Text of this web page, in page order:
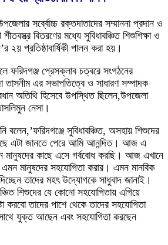
সর্ব্বোচ্চ রক্তদাতাদের সম্মাননা প্রদান ও
শীতবস্ত্র বিতরণের মধ্যে সুবিধাবঞ্চিত শিশুশিক্ষা ও
২য় প্রতিষ্ঠাবার্ষিকী পালন করা হয়।
ফরিদগঞ্জ প্রেসক্লাব চত্বরে সংগঠনের
তাসনীম এর সভাপতিত্বে ও সাধারণ সম্পাদক
অতিথি হিসেবে উপস্থিত ছিলেন,উপজেলা
নেসা।
বলেন,’ফরিদগঞ্জে সুবিধাবঞ্চিত, অসহায় শিশুদের
এটা জানতে পেরে আমি আনন্দিত। আজ এ
মানুষদের কাছে এসে গর্ববোধ করছি। আজ এখানে
মানুষদের সহযোগিতা করার। এমন মানবিক
তাদের মহৎ উদ্যোগকে সাধুবাদ জানাই।
শিশুদের যে কোনো সহযোগিতায় এগিয়ে
তাদের পাশে থেকে তাদের সহযোগিতা
যুক্ত আছেন এবং সহযোগিতা করছেন